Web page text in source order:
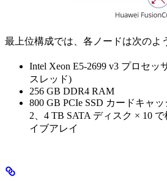
最上位構成では、各ノードは次のよ
Intel Xeon E5-2699 v3 プロセッ
スレッド)
256 GB DDR4 RAM
800 GB PCIe SSD カードキャ
2、4 TB SATA ディスク × 10
イブアレイ